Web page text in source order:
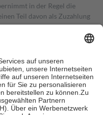
in der Regel die
Teil davon als Zuzahlung
in Höhe von zehn
nie mehr als die tatsächlichen
für Online-Apotheken.
beträgt die
zehn Euro je